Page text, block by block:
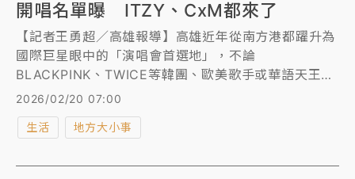
開唱名單曝 ITZY、CxM都來了
【記者王勇超／高雄報導】高雄近年從南方港都躍升為
國際巨星眼中的「演唱會首選地」，不論
BLACKPINK、TWICE等韓團、歐美歌手或華語天王天
后，愈來愈多頂級巡演選擇落腳高雄。高雄市政府表
次，創造逾46億元產值；展望2026年農曆春節過後，
ITZY等卡司，高流海音館有WESTLIFE西城男孩、蘇永
2026/02/20 07:00
生活 地方大小事